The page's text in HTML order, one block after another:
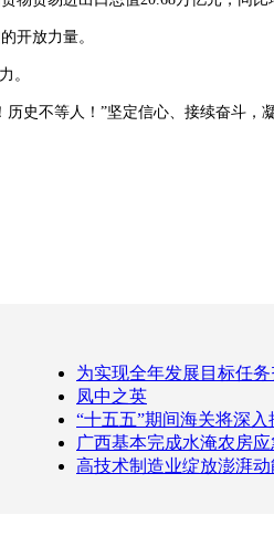
开放力量。
。
不等人！”坚定信心、接续奋斗，
为实现全年发展目标任
凤中之英
“十五五”期间海关将深
广西基本完成水淹农房
高技术制造业绽放澎湃